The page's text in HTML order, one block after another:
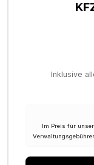
Inklusive
Im Preis für